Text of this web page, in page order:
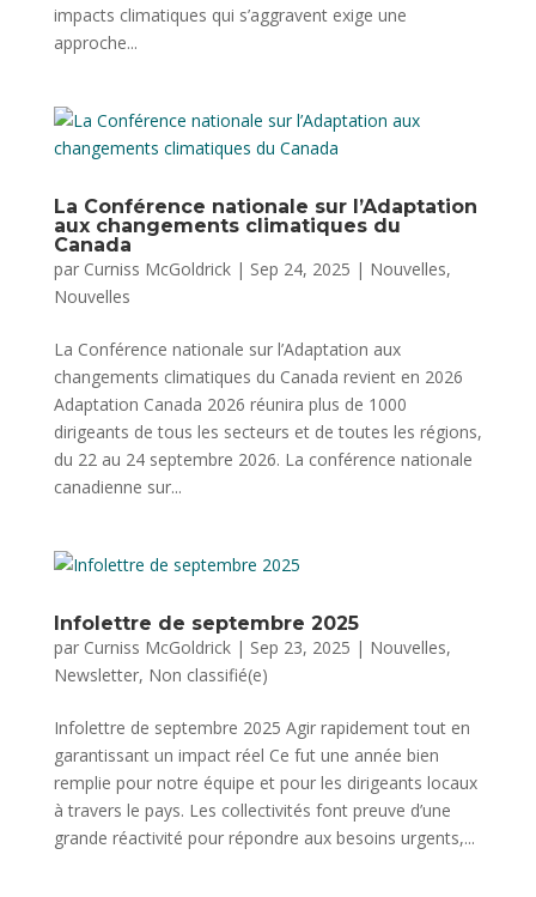
impacts climatiques qui s’aggravent exige une
approche...
La Conférence nationale sur l’Adaptation
aux changements climatiques du
Canada
par Curniss McGoldrick| Sep 24, 2025 | Nouvelles,
Nouvelles
La Conférence nationale sur l’Adaptation aux
changements climatiques du Canada revient en 2026
Adaptation Canada 2026 réunira plus de 1000
dirigeants de tous les secteurs et de toutes les régions,
du 22 au 24 septembre 2026. La conférence nationale
canadienne sur...
Infolettre de septembre 2025
par Curniss McGoldrick| Sep 23, 2025 | Nouvelles,
Newsletter, Non classifié(e)
Infolettre de septembre 2025 Agir rapidement tout en
garantissant un impact réel Ce fut une année bien
remplie pour notre équipe et pour les dirigeants locaux
à travers le pays. Les collectivités font preuve d’une
grande réactivité pour répondre aux besoins urgents,...